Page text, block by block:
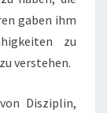
gaben ihm
zu
verstehen.
Disziplin,